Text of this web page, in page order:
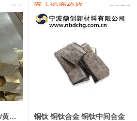
9,700
10,400
12,300 0
弘达 网上协商价格 联荣有色
供应优质黄铜棒/六角棒/黄铜方板 铜钛 铜钛合金 铜钛中间合金